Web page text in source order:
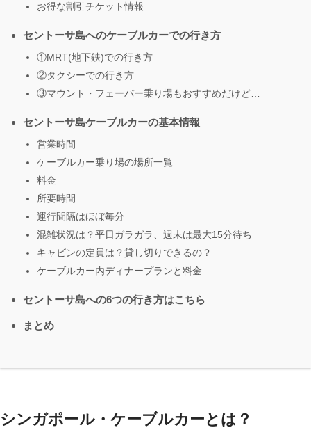
お得な割引チケット情報
セントーサ島へのケーブルカーでの行き方
①MRT(地下鉄)での行き方
②タクシーでの行き方
③マウント・フェーバー乗り場もおすすめだけど…
セントーサ島ケーブルカーの基本情報
営業時間
ケーブルカー乗り場の場所一覧
料金
所要時間
運行間隔はほぼ毎分
混雑状況は？平日ガラガラ、週末は最大15分待ち
キャビンの定員は？貸し切りできるの？
ケーブルカー内ディナープランと料金
セントーサ島への6つの行き方はこちら
まとめ
シンガポール・ケーブルカーとは？